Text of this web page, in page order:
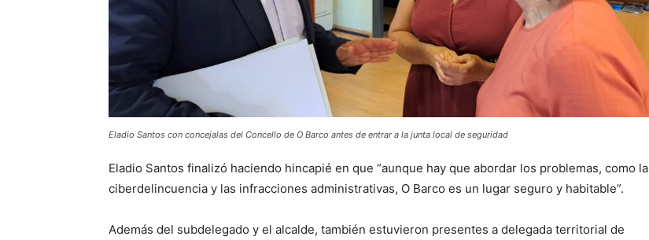
Eladio Santos con concejalas del Concello de O Barco antes de entrar a la junta local de seguridad
Eladio Santos finalizó haciendo hincapié en que “aunque hay que abordar los problemas, como la
ciberdelincuencia y las infracciones administrativas, O Barco es un lugar seguro y habitable”.
Además del subdelegado y el alcalde, también estuvieron presentes a delegada territorial de